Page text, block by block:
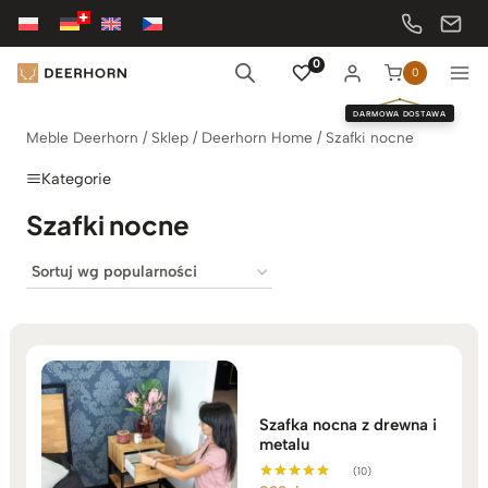
Przejdź
treści
0
0
DARMOWA DOSTAWA
Meble Deerhorn / Sklep / Deerhorn Home / Szafki nocne
Kategorie
Szafki nocne
Szafka nocna z drewna i
metalu
(10)